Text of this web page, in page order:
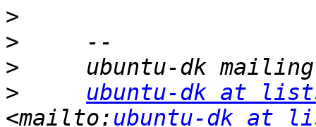
>
>
>
>
ubuntu-dk at
<mailto: ubuntu-dk at